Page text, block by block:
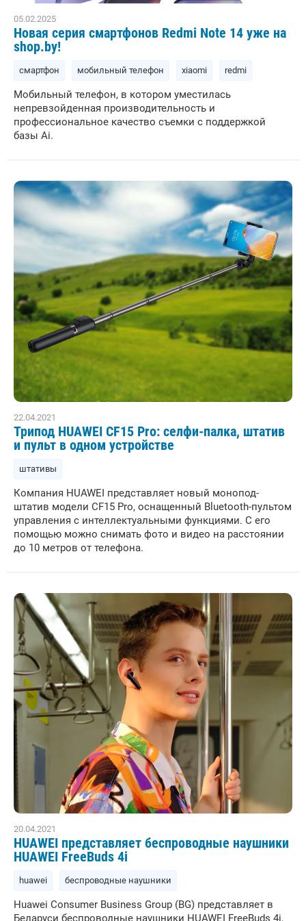
05.02.2025
Новая серия смартфонов Redmi Note 14 уже на
shop.by!
смартфон мобильный телефон xiaomi redmi
Мобильный телефон, в котором уместилась
непревзойденная производительность и
профессиональное качество съемки с поддержкой
базы Ai.
22.04.2021
Трипод HUAWEI CF15 Pro: селфи-палка, штатив
и пульт в одном устройстве
штативы
Компания HUAWEI представляет новый монопод-
штатив модели CF15 Pro, оснащенный Bluetooth-пультом
управления с интеллектуальными функциями. С его
помощью можно снимать фото и видео на расстоянии
до 10 метров от телефона.
20.04.2021
HUAWEI представляет беспроводные наушники
HUAWEI FreeBuds 4i
huawei беспроводные наушники
Huawei Consumer Business Group (BG) представляет в